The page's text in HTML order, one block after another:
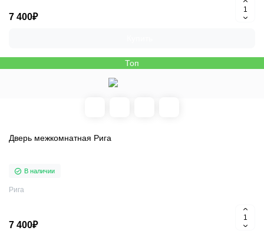
7 400₽
Топ
Дверь межкомнатная Рига
В наличии
Рига
7 400₽